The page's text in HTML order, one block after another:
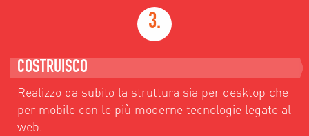
3.
COSTRUISCO
Realizzo da subito la struttura sia per desktop che
per mobile con le più moderne tecnologie legate al
web.